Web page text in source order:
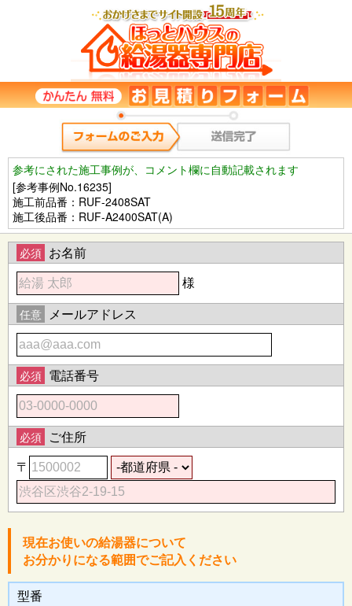
参考にされた施工事例が、コメント欄に自動記載されます
[参考事例No.16235]
施工前品番：RUF-2408SAT
施工後品番：RUF-A2400SAT(A)
必須 お名前
様
任意 メールアドレス
必須 電話番号
必須 ご住所
〒
現在お使いの給湯器について
お分かりになる範囲でご記入ください
型番